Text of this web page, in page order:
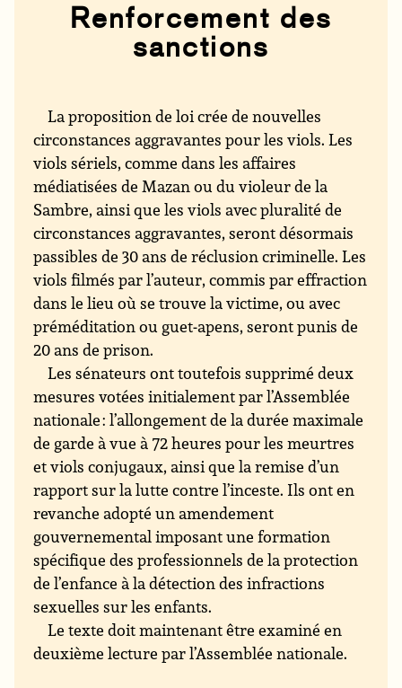
Renforcement des
sanctions
La proposition de loi crée de nouvelles
circonstances aggravantes pour les viols. Les
viols sériels, comme dans les affaires
médiatisées de Mazan ou du violeur de la
Sambre, ainsi que les viols avec pluralité de
circonstances aggravantes, seront désormais
passibles de 30 ans de réclusion criminelle. Les
viols filmés par l’auteur, commis par effraction
dans le lieu où se trouve la victime, ou avec
préméditation ou guet-apens, seront punis de
20 ans de prison.
Les sénateurs ont toutefois supprimé deux
mesures votées initialement par l’Assemblée
nationale : l’allongement de la durée maximale
de garde à vue à 72 heures pour les meurtres
et viols conjugaux, ainsi que la remise d’un
rapport sur la lutte contre l’inceste. Ils ont en
revanche adopté un amendement
gouvernemental imposant une formation
spécifique des professionnels de la protection
de l’enfance à la détection des infractions
sexuelles sur les enfants.
Le texte doit maintenant être examiné en
deuxième lecture par l’Assemblée nationale.